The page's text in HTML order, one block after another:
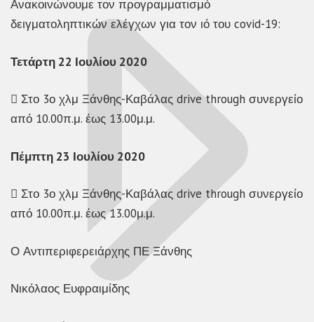
Ανακοινώνουμε τον προγραμματισμό
δειγματοληπτικών ελέγχων για τον ιό του covid-19:
Τετάρτη 22 Ιουλίου 2020
 Στο 3ο χλμ Ξάνθης-Καβάλας drive through συνεργείο
από 10.00π.μ. έως 13.00μ.μ.
Πέμπτη 23 Ιουλίου 2020
 Στο 3ο χλμ Ξάνθης-Καβάλας drive through συνεργείο
από 10.00π.μ. έως 13.00μ.μ.
Ο Αντιπεριφερειάρχης ΠΕ Ξάνθης
Νικόλαος Ευφραιμίδης